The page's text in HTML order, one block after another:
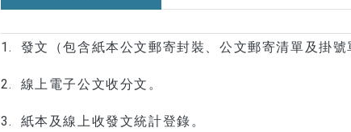
1. 發文（包含紙本公文郵寄封裝、公文郵寄清單及掛號
2. 線上電子公文收分文。
3. 紙本及線上收發文統計登錄。